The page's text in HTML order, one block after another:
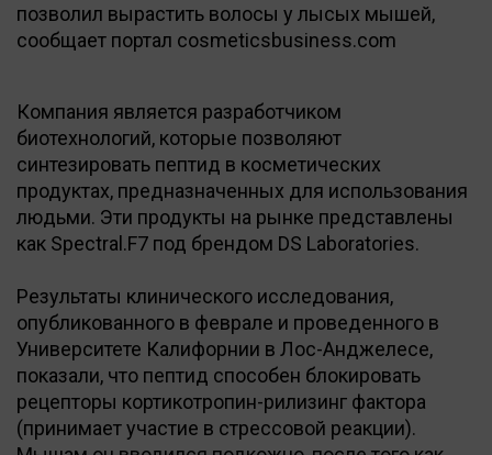
позволил вырастить волосы у лысых мышей,
сообщает портал cosmeticsbusiness.com
Компания является разработчиком
биотехнологий, которые позволяют
синтезировать пептид в косметических
продуктах, предназначенных для использования
людьми. Эти продукты на рынке представлены
как Spectral.F7 под брендом DS Laboratories.
Результаты клинического исследования,
опубликованного в феврале и проведенного в
Университете Калифорнии в Лос-Анджелесе,
показали, что пептид способен блокировать
рецепторы кортикотропин-рилизинг фактора
(принимает участие в стрессовой реакции).